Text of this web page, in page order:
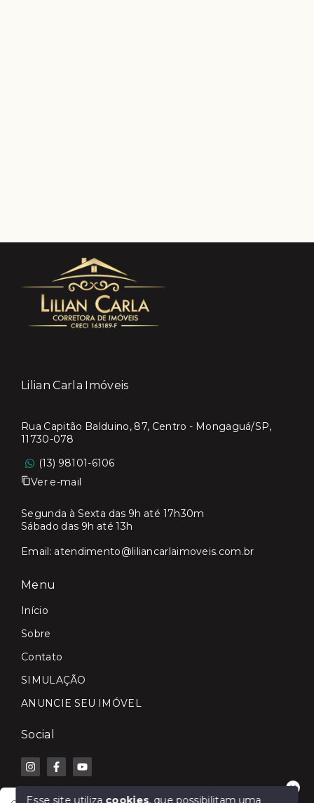
Lilian Carla Imóveis
Rua Capitão Balduino, 87, Centro - Mongaguá/SP,
11730-078
(13) 98101-6106
Ver e-mail
Segunda à Sexta das 9h até 17h30m
Sábado das 9h até 13h
Email: atendimento@liliancarlaimoveis.com.br
Menu
Início
Sobre
Contato
SIMULAÇÃO
ANUNCIE SEU IMÓVEL
Social
Esse site utiliza cookies, que possibilitam uma